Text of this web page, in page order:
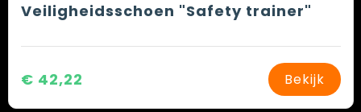
Veiligheidsschoen "Safety trainer"
€ 42,22 Bekijk